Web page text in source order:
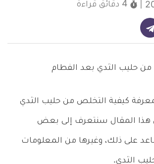
4 دقائق قراءة
شارك على تيليجرام - ديلي ميديكال انفو
كيفية التخلص من حليب الثدي
هذا المقال سنتعرف إلى بعض
على ذلك، وغيرها من المعلومات
الثدي.